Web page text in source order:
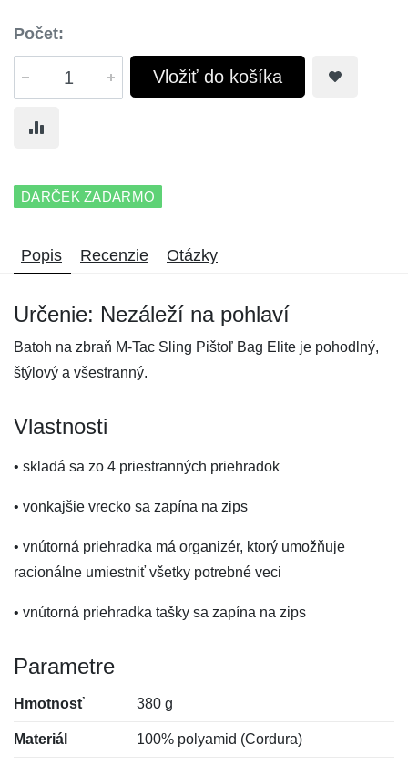
Počet:
Vložiť do košíka
DARČEK ZADARMO
Popis Recenzie Otázky
Určenie: Nezáleží na pohlaví
Batoh na zbraň M-Tac Sling Pištoľ Bag Elite je pohodlný,
štýlový a všestranný.
Vlastnosti
• skladá sa zo 4 priestranných priehradok
• vonkajšie vrecko sa zapína na zips
• vnútorná priehradka má organizér, ktorý umožňuje
racionálne umiestniť všetky potrebné veci
• vnútorná priehradka tašky sa zapína na zips
Parametre
Hmotnosť 380 g
Materiál 100% polyamid (Cordura)